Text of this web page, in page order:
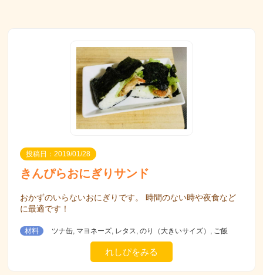
投稿日：2019/01/28
きんぴらおにぎりサンド
おかずのいらないおにぎりです。 時間のない時や夜食など
に最適です！
材料 ツナ缶, マヨネーズ, レタス, のり（大きいサイズ）, ご飯
れしぴをみる